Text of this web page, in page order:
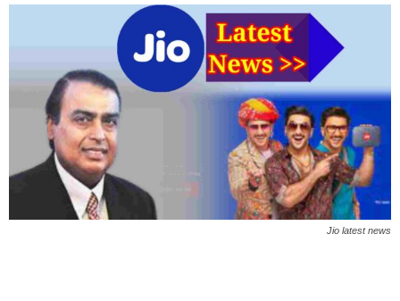
Jio latest news